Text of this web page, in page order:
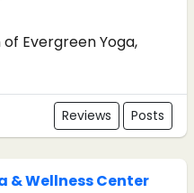
Evergreen Yoga,
Reviews Posts
& Wellness Center